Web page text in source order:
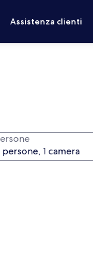
Assistenza clienti